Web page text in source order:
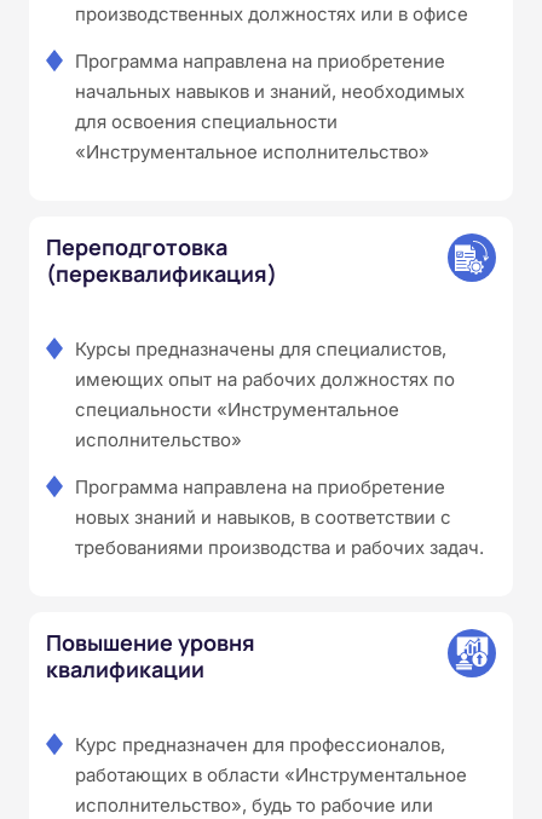
производственных должностях или в офисе
Программа направлена на приобретение
начальных навыков и знаний, необходимых
для освоения специальности
«Инструментальное исполнительство»
Переподготовка
(переквалификация)
Курсы предназначены для специалистов,
имеющих опыт на рабочих должностях по
специальности «Инструментальное
исполнительство»
Программа направлена на приобретение
новых знаний и навыков, в соответствии с
требованиями производства и рабочих задач.
Повышение уровня
квалификации
Курс предназначен для профессионалов,
работающих в области «Инструментальное
исполнительство», будь то рабочие или